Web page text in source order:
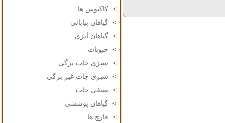
> کاکتوس ها
> گیاهان بیابانی
> گیاهان آبزی
> حبوبات
> سبزی جات برگی
> سبزی جات غیر برگی
> صیفی جات
> گیاهان پوششی
> قارچ ها